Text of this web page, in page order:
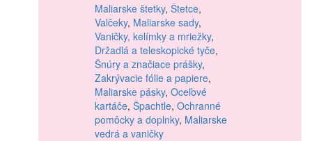
Maliarske štetky, Štetce,
Valčeky, Maliarske sady,
Vaničky, kelímky a mriežky,
Držadlá a teleskopické tyče,
Šnúry a značiace prášky,
Zakrývacie fólie a papiere,
Maliarske pásky, Oceľové
kartáče, Špachtle, Ochranné
pomôcky a doplnky, Maliarske
vedrá a vaničky